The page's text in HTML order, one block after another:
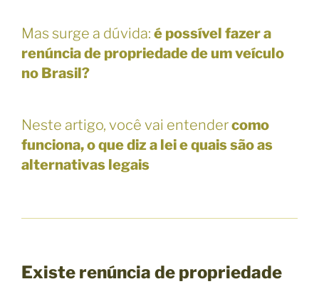
Mas surge a dúvida: é possível fazer a
renúncia de propriedade de um veículo
no Brasil?
Neste artigo, você vai entendercomo
funciona, o que diz a lei e quais são as
alternativas legais
Existe renúncia de propriedade